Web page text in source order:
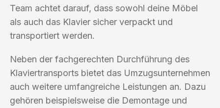
Team achtet darauf, dass sowohl deine Möbel
als auch das Klavier sicher verpackt und
transportiert werden.
Neben der fachgerechten Durchführung des
Klaviertransports bietet das Umzugsunternehmen
auch weitere umfangreiche Leistungen an. Dazu
gehören beispielsweise die Demontage und